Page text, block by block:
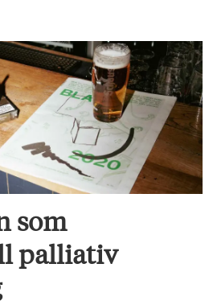
som
palliativ